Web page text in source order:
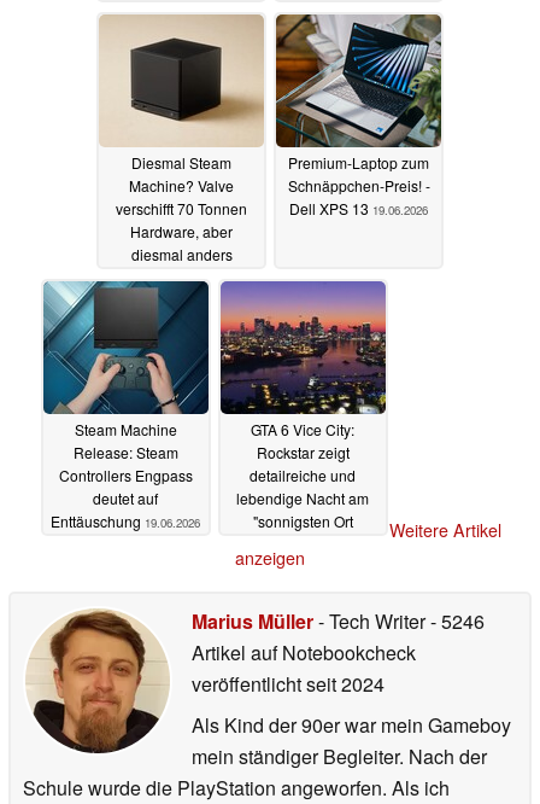
Diesmal Steam
Machine? Valve
verschifft 70 Tonnen
Hardware, aber
diesmal anders
19.06.2026
Premium-Laptop zum
Schnäppchen-Preis! -
Dell XPS 13 19.06.2026
Steam Machine
Release: Steam
Controllers Engpass
deutet auf
Enttäuschung 19.06.2026
GTA 6 Vice City:
Rockstar zeigt
detailreiche und
lebendige Nacht am
"sonnigsten Ort
Weitere Artikel
anzeigen
Marius Müller- Tech Writer- 5246
Artikel auf Notebookcheck
veröffentlichtseit 2024
Als Kind der 90er war mein Gameboy
mein ständiger Begleiter. Nach der
Schule wurde die PlayStation angeworfen. Als ich